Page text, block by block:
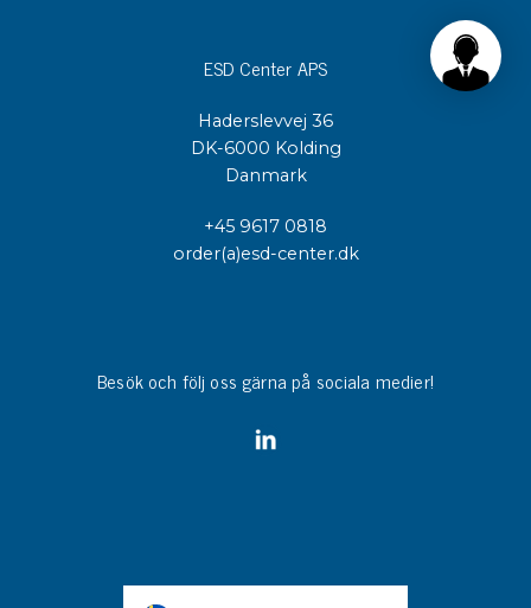
ESD Center APS
Haderslevvej 36
DK-6000 Kolding
Danmark
+45 9617 0818
order(a)esd-center.dk
Besök och följ oss gärna på sociala medier!